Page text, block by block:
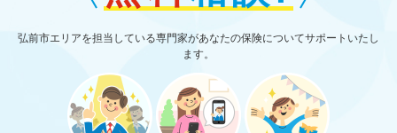
弘前市エリアを担当している専門家があなたの保険についてサポートいたし
ます。